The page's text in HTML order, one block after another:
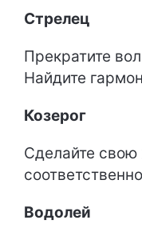
Стрелец
Прекратите
Найдите
Козерог
Сделайте свою
Водолей